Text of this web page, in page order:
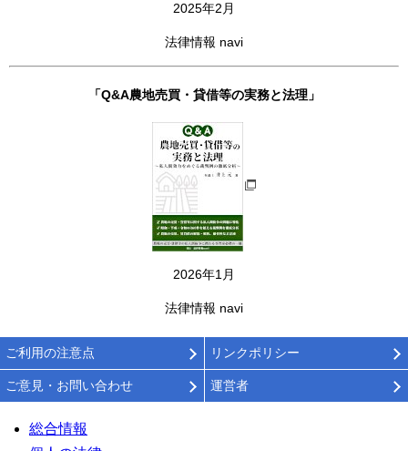
2025年2月
法律情報 navi
「Q&A農地売買・貸借等の実務と法理」
2026年1月
法律情報 navi
ご利用の注意点 リンクポリシー
ご意見・お問い合わせ 運営者
総合情報